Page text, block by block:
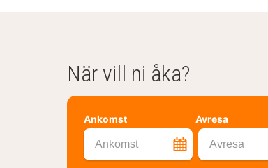
När vill ni åka?
Ankomst Avresa
Ankomst Avresa